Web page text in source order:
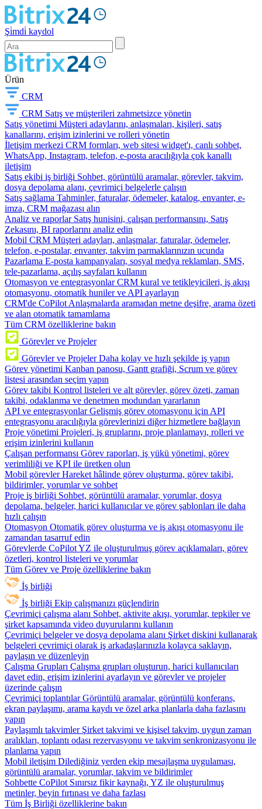
Şi̇mdi̇ kaydol
Ürün
CRM
CRM Satış ve müşterileri zahmetsizce yönetin
Satış yönetimi Müşteri adaylarını, anlaşmaları, kişileri, satış
kanallarını, erişim izinlerini ve rolleri yönetin
İletişim merkezi CRM formları, web sitesi widget'ı, canlı sohbet,
WhatsApp, Instagram, telefon, e-posta aracılığıyla çok kanallı
iletişim
Satış ekibi iş birliği Sohbet, görüntülü aramalar, görevler, takvim,
dosya depolama alanı, çevrimiçi belgelerle çalışın
Satış sağlama Tahminler, faturalar, ödemeler, katalog, envanter, e-
imza, CRM mağazası alın
Analiz ve raporlar Satış hunisini, çalışan performansını, Satış
Zekasını, BI raporlarını analiz edin
Mobil CRM Müşteri adayları, anlaşmalar, faturalar, ödemeler,
telefon, e-postalar, envanter, takvim parmaklarınızın ucunda
Pazarlama E-posta kampanyaları, sosyal medya reklamları, SMS,
tele-pazarlama, açılış sayfaları kullanın
Otomasyon ve entegrasyonlar CRM kural ve tetikleyicileri, iş akışı
otomasyonu, otomatik huniler ve API ayarlayın
CRM'de CoPilot Anlaşmalarda aramadan metne deşifre, arama özeti
ve alan otomatik tamamlama
Tüm CRM özelliklerine bakın
Görevler ve Projeler
Görevler ve Projeler Daha kolay ve hızlı şekilde iş yapın
Görev yönetimi Kanban panosu, Gantt grafiği, Scrum ve görev
listesi arasından seçim yapın
Görev takibi Kontrol listeleri ve alt görevler, görev özeti, zaman
takibi, odaklanma ve denetmen modundan yararlanın
API ve entegrasyonlar Gelişmiş görev otomasyonu için API
entegrasyonu aracılığıyla görevlerinizi diğer hizmetlere bağlayın
Proje yönetimi Projeleri, iş gruplarını, proje planlamayı, rolleri ve
erişim izinlerini kullanın
Çalışan performansı Görev raporları, iş yükü yönetimi, görev
verimliliği ve KPI ile üretken olun
Mobil görevler Hareket hâlinde görev oluşturma, görev takibi,
bildirimler, yorumlar ve sohbet
Proje iş birliği Sohbet, görüntülü aramalar, yorumlar, dosya
depolama, belgeler, harici kullanıcılar ve görev şablonları ile daha
hızlı çalışın
Otomasyon Otomatik görev oluşturma ve iş akışı otomasyonu ile
zamandan tasarruf edin
Görevlerde CoPilotYZ ile oluşturulmuş görev açıklamaları, görev
özetleri, kontrol listeleri ve yorumlar
Tüm Görev ve Proje özelliklerine bakın
İş birliği
İş birliği Ekip çalışmanızı güçlendirin
Çevrimiçi çalışma alanı Sohbet, aktivite akışı, yorumlar, tepkiler ve
şirket kapsamında video duyurularını kullanın
Çevrimiçi belgeler ve dosya depolama alanı Şirket diskini kullanarak
belgeleri çevrimiçi olarak iş arkadaşlarınızla kolayca saklayın,
paylaşın ve düzenleyin
Çalışma Grupları Çalışma grupları oluşturun, harici kullanıcıları
davet edin, erişim izinlerini ayarlayın ve görevler ve projeler
üzerinde çalışın
Çevrimiçi toplantılar Görüntülü aramalar, görüntülü konferans,
ekran paylaşımı, arama kaydı ve özel arka planlarla daha fazlasını
yapın
Paylaşımlı takvimler Şirket takvimi ve kişisel takvim, uygun zaman
aralıkları, toplantı odası rezervasyonu ve takvim senkronizasyonu ile
planlama yapın
Mobil iletişim Dilediğiniz yerden ekip mesajlaşma uygulaması,
görüntülü aramalar, yorumlar, takvim ve bildirimler
Sohbette CoPilot Sınırsız fikir kaynağı, YZ ile oluşturulmuş
metinler, beyin fırtınası ve daha fazlası
Tüm İş Birliği özelliklerine bakın